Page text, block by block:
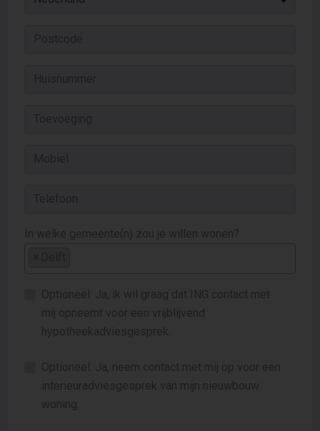
In welke gemeente(n) zou je willen wonen?
Optioneel: Ja, ik wil graag dat ING contact met
mij opneemt voor een vrijblijvend
hypotheekadviesgesprek.
Optioneel: Ja, neem contact met mij op voor een
interieuradviesgesprek van mijn nieuwbouw
woning.